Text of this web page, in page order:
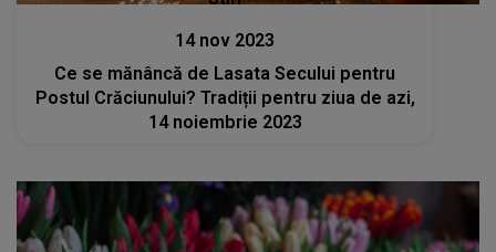
14 nov 2023
Ce se mănâncă de Lasata Secului pentru
Postul Crăciunului? Tradiții pentru ziua de azi,
14 noiembrie 2023